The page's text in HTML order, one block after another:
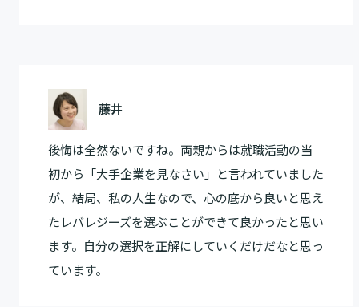
藤井
後悔は全然ないですね。両親からは就職活動の当
初から「大手企業を見なさい」と言われていました
が、結局、私の人生なので、心の底から良いと思え
たレバレジーズを選ぶことができて良かったと思い
ます。自分の選択を正解にしていくだけだなと思っ
ています。